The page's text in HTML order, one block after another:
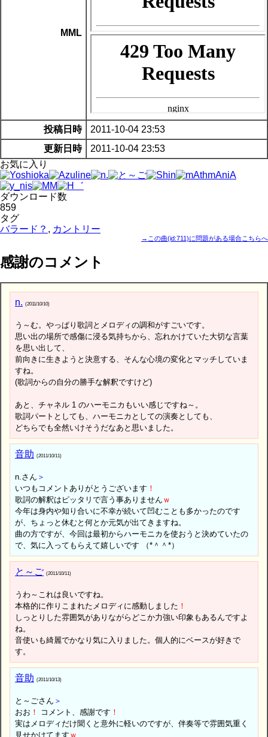
MML
投稿日時
2011-10-04 23:53
更新日時
2011-10-04 23:53
お気に入り
ダウンロード数
859
タグ
バラード？ , カントリー
→この曲(id:711)に問題がある場合こちらへ
感謝のコメント
n. (2011/10/10)
う～む。やっぱり歌詞とメロディの調和がすごいです。
思い出の場所で感傷に浸る気持ちから、忘れかけていた大切な言葉
を思い出して、
前向きに生きようと決意する、そんな心境の変化とマッチしていま
すね。
(歌詞からの自分の勝手な解釈ですけど)
あと、チャネル 1 のハーモニカもいい感じですね～。
歌詞パートとしても、ハーモニカとしての演奏としても、
どちらでも全然いけそうだなあと思いました。
音助 (2011/10/11)
n.さん ＞
いつもコメントありがとうございます ！
歌詞の解釈はピッタリで言う事ありません ｗ
今年は身内や知り合いに不幸が続いて凹むことも多かったのです
が、ちょっと休むと何とか元気が出てきますね。
曲の方ですが、今回は最初からハーモニカを使おうと決めていたの
で、気に入ってもらえて嬉しいです （*＾＾*）
と～ご (2011/10/11)
うわ～これは良いですね。
本格的に作りこまれたメロディに感動しました ！
しっとりした雰囲気がありながらどこか力強い印象もあるんですよ
ね。
音使いも綺麗でかなり気に入りました。個人的にベースが好きで
す。
音助 (2011/10/13)
と～ごさん ＞
おお ！ コメント、感謝です ！
実はメロディだけ聞くと意外に軽いのですが、伴奏等で雰囲気重く
見せかけてます ｗ